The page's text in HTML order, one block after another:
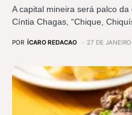
A capital mineira será palco
Cíntia Chagas, “Chique,
POR ÍCARO REDACAO 27 DE